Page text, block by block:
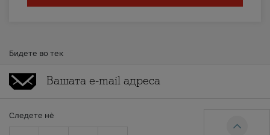
Бидете во тек
Следете нè